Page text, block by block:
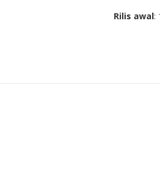
Rilis awal: